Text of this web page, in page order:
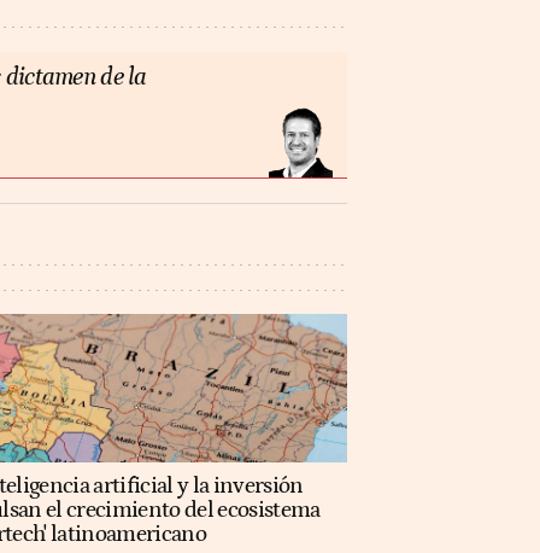
de la
artificial y la inversión
el crecimiento del ecosistema
latinoamericano